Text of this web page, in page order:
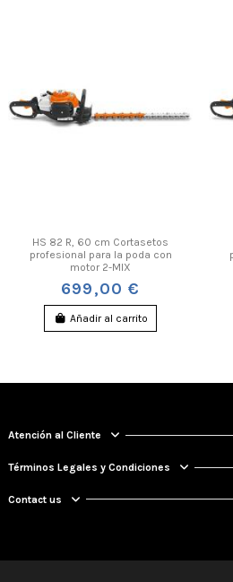
HS 82 R, 60 cm Cortasetos
profesional para la poda con
motor 2-MIX
699,00 €
Añadir al carrito
Atención al Cliente
Términos Legales y Condiciones
Contact us